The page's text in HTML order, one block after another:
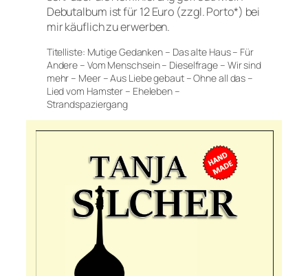
Debutalbum ist für 12 Euro (zzgl. Porto*) bei
mir käuflich zu erwerben.
Titelliste: Mutige Gedanken – Das alte Haus – Für
Andere – Vom Menschsein – Dieselfrage – Wir sind
mehr – Meer – Aus Liebe gebaut – Ohne all das –
Lied vom Hamster – Eheleben –
Strandspaziergang